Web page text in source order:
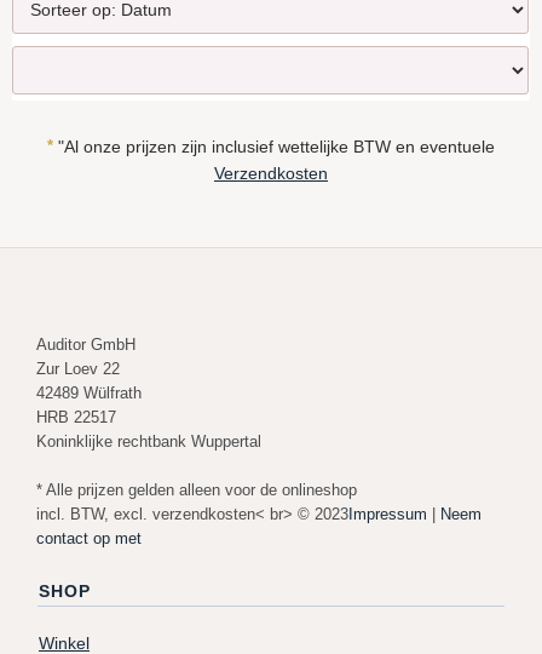
* "Al onze prijzen zijn inclusief wettelijke BTW en eventuele
Verzendkosten
Auditor GmbH
Zur Loev 22
42489 Wülfrath
HRB 22517
Koninklijke rechtbank Wuppertal
* Alle prijzen gelden alleen voor de onlineshop
incl. BTW, excl. verzendkosten< br> © 2023Impressum | Neem
contact op met
SHOP
Winkel